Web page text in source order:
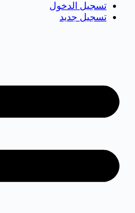
تسجيل الدخول
تسجيل جديد